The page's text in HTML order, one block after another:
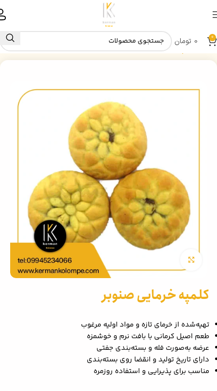
0 تومان
خانه کلمپه صنوبر
کلمپه خرمایی صنوبر
تهیه‌شده از خرمای تازه و مواد اولیه مرغوب
طعم اصیل کرمانی با بافت نرم و خوشمزه
عرضه به‌صورت فله و بسته‌بندی جفتی
دارای تاریخ تولید و انقضا روی بسته‌بندی
مناسب برای پذیرایی و استفاده روزمره